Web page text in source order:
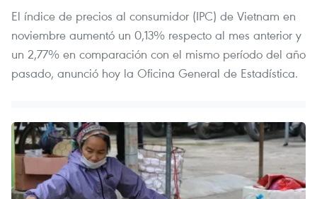
El índice de precios al consumidor (IPC) de Vietnam en
noviembre aumentó un 0,13% respecto al mes anterior y
un 2,77% en comparación con el mismo período del año
pasado, anunció hoy la Oficina General de Estadística.